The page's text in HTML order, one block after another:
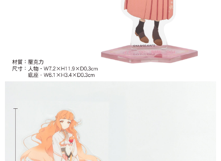
每筆NT$65，滿NT$1,300(含以上)免運費
宅配-離島(澎湖/金門/馬祖)-木棉花樂園專用
每筆NT$220